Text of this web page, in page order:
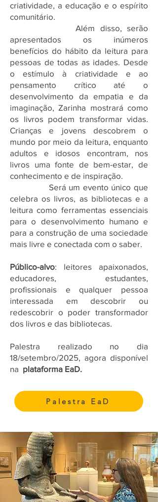
criatividade, a educação e o espírito
comunitário.
Além disso, serão
apresentados os inúmeros
benefícios do hábito da leitura para
pessoas de todas as idades. Desde
o estímulo à criatividade e ao
pensamento crítico até o
desenvolvimento da empatia e da
imaginação, Zarinha mostrará como
os livros podem transformar vidas.
Crianças e jovens descobrem o
mundo por meio da leitura, enquanto
adultos e idosos encontram, nos
livros uma fonte de bem-estar, de
conhecimento e de inspiração.
Será um evento único que
celebra os livros, as bibliotecas e a
leitura como ferramentas essenciais
para o desenvolvimento humano e
para a construção de uma sociedade
mais livre e conectada com o saber.
Público-alvo: leitores apaixonados,
educadores, estudantes,
profissionais e qualquer pessoa
interessada em descobrir ou
redescobrir o poder transformador
dos livros e das bibliotecas.
​Palestra realizado no dia
18/setembro/2025, agora disponível
na plataforma EaD.
Palestra EaD